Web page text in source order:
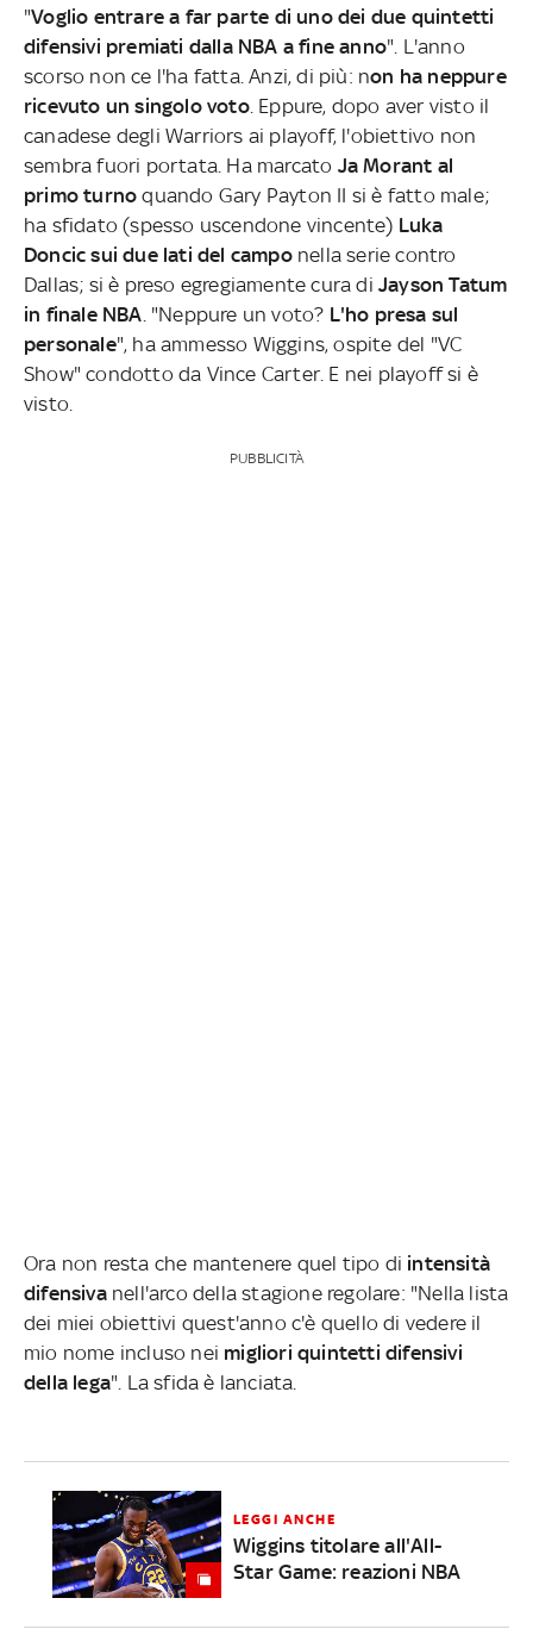
"Voglio entrare a far parte di uno dei due quintetti
difensivi premiati dalla NBA a fine anno". L'anno
scorso non ce l'ha fatta. Anzi, di più: non ha neppure
ricevuto un singolo voto. Eppure, dopo aver visto il
canadese degli Warriors ai playoff, l'obiettivo non
sembra fuori portata. Ha marcato Ja Morant al
primo turno quando Gary Payton II si è fatto male;
ha sfidato (spesso uscendone vincente) Luka
Doncic sui due lati del camponella serie contro
Dallas; si è preso egregiamente cura di Jayson Tatum
in finale NBA . "Neppure un voto? L'ho presa sul
personale", ha ammesso Wiggins, ospite del "VC
Show" condotto da Vince Carter. E nei playoff si è
visto.
PUBBLICITÀ
Ora non resta che mantenere quel tipo di intensità
difensivanell'arco della stagione regolare: "Nella lista
dei miei obiettivi quest'anno c'è quello di vedere il
mio nome incluso nei migliori quintetti difensivi
della lega". La sfida è lanciata.
LEGGI ANCHE
Wiggins titolare all'All-
Star Game: reazioni NBA